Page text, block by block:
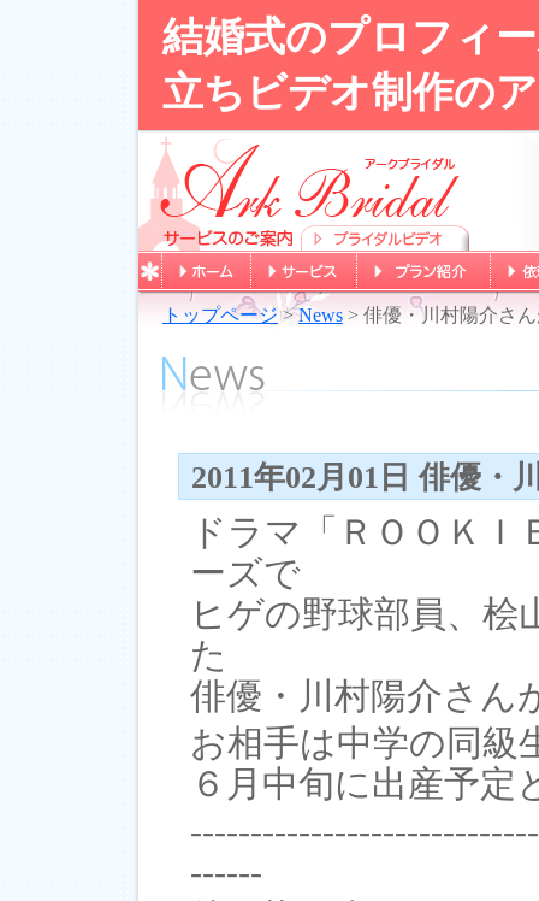
結婚式のプロフィ
立ちビデオ制作の
トップページ>News > 俳優・川村陽介さ
2011年02月01日 俳優・
ドラマ「ＲＯＯＫ
ーズで
ヒゲの野球部員、桧
た
俳優・川村陽介さん
お相手は中学の同級
６月中旬に出産予定
------